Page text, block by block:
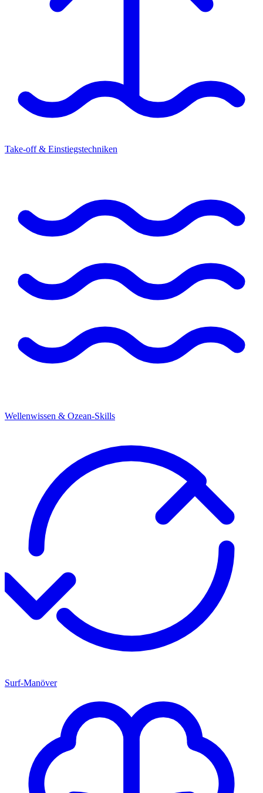
Take-off & Einstiegstechniken
Wellenwissen & Ozean-Skills
Surf-Manöver